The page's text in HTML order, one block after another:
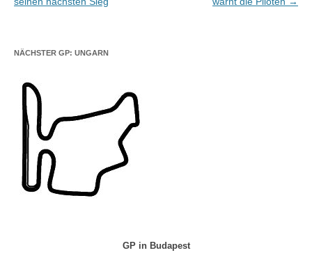
NÄCHSTER GP: UNGARN
GP in Budapest